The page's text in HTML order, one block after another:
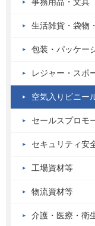
生活雑貨・袋物
包装・パッケー
レジャー・スポ
空気入りビニー
セールスプロモ
セキュリティ安
工場資材等
物流資材等
介護・医療・衛